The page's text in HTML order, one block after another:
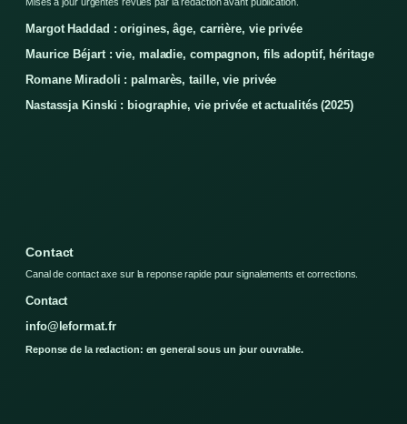
Margot Haddad : origines, âge, carrière, vie privée
Maurice Béjart : vie, maladie, compagnon, fils adoptif, héritage
Romane Miradoli : palmarès, taille, vie privée
Nastassja Kinski : biographie, vie privée et actualités (2025)
Contact
Canal de contact axe sur la reponse rapide pour signalements et corrections.
Contact
info@leformat.fr
Reponse de la redaction: en general sous un jour ouvrable.